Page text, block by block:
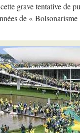
grave tentative de
de «